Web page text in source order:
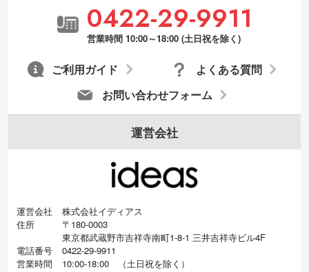
0422-29-9911
営業時間 10:00～18:00 (土日祝を除く)
お問い合わせフォーム
よくある質問
ご利用ガイド
運営会社
運営会社
株式会社イディアス
住所
〒180-0003
東京都武蔵野市吉祥寺南町1-8-1 三井吉祥寺ビル4F
電話番号
0422-29-9911
営業時間
10:00-18:00 （土日祝を除く）